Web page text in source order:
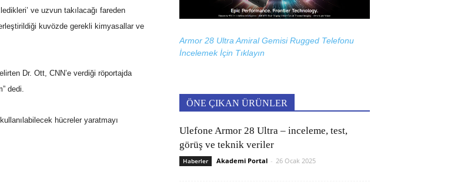
ve uzvun takılacağı fareden
kuvözde gerekli kimyasallar ve
Dr. Ott, CNN’e verdiği röportajda
dedi.
hücreler yaratmayı
Armor 28 Ultra Amiral Gemisi Rugged Telefonu
İncelemek İçin Tıklayın
ÖNE ÇIKAN ÜRÜNLER
Ulefone Armor 28 Ultra – inceleme, test,
görüş ve teknik veriler
Haberler Akademi Portal - 26 Ocak 2025